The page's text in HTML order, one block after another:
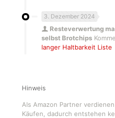
3. Dezember 2024
Resteverwertung
selbst Brotchips
langer Haltbarkeit Liste
Hinweis
Als Amazon Partner
Käufen, dadurch entstehen